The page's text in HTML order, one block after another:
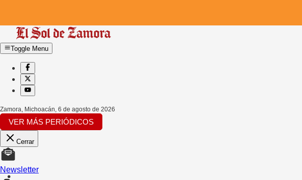
Toggle Menu
Zamora, Michoacán, 6 de agosto de 2026
VER MÁS PERIÓDICOS
Cerrar
Newsletter